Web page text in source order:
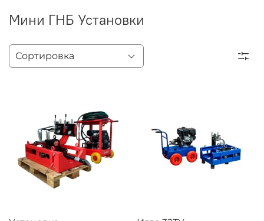
Мини ГНБ Установки